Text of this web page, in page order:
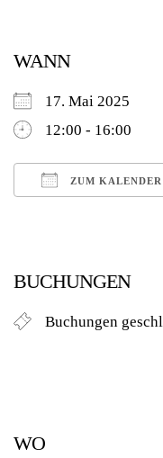
WANN
17. Mai 2025
12:00 - 16:00
ZUM
BUCHUNGEN
Buchungen
WO